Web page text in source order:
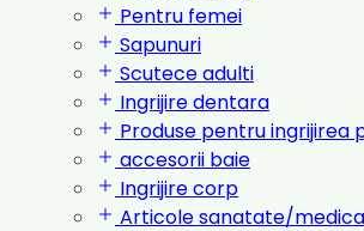
Pentru femei
Sapunuri
Scutece adulti
Ingrijire dentara
Produse pentru ingrijirea
accesorii baie
Ingrijire corp
Articole sanatate/